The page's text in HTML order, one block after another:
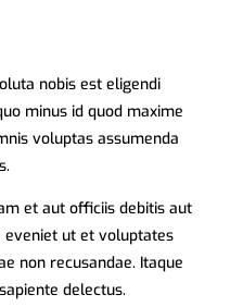
nobis est eligendi
minus id quod maxime
voluptas assumenda
et aut officiis debitis aut
eveniet ut et voluptates
non recusandae. Itaque
delectus.